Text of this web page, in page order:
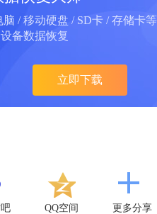
/ 移动硬盘 / SD卡 / 存储卡等
备数据恢复
立即下载
QQ空间 更多分享